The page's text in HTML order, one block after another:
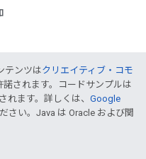
テンツはクリエイティブ・コモ
諾されます。コードサンプルは
れます。詳しくは、 Google
さい。Java は Oracle および関